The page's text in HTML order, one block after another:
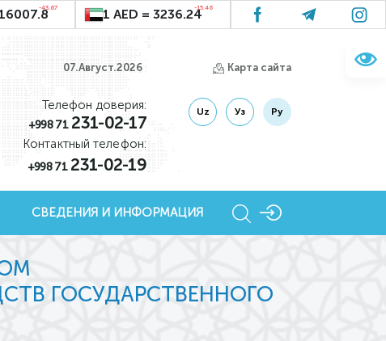
-43.67 1 AED = 3236.24-15.46
07.Август.2026 Карта сайта
Телефон доверия:
+998 71231-02-17
Контактный телефон:
+998 71231-02-19
Uz Уз Ру
СВЕДЕНИЯ И ИНФОРМАЦИЯ
ГОСУДАРСТВЕННОГО